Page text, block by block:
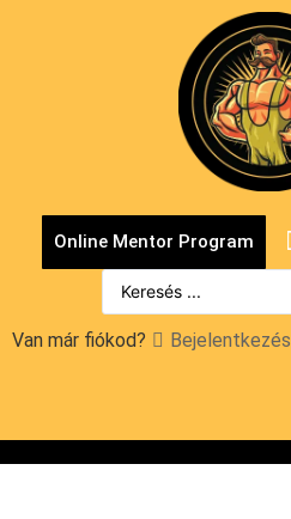
Online Mentor Program
Van már fiókod? Bejelentkezés